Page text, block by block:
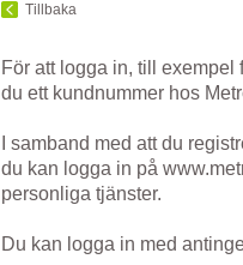
Tillbaka
För att logga in, till exempel
du ett kundnummer hos
I samband med att du
du kan logga in på
personliga tjänster.
Du kan logga in med